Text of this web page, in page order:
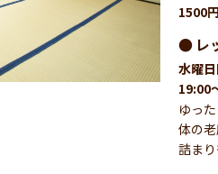
1500円
レ
水曜
19:00
ゆっ
体の
詰まり